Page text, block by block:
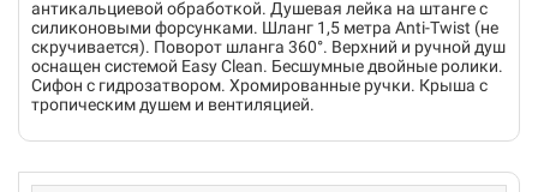
антикальциевой обработкой. Душевая лейка на штанге с
силиконовыми форсунками. Шланг 1,5 метра Anti-Twist (не
скручивается). Поворот шланга 360°. Верхний и ручной душ
оснащен системой Easy Clean. Бесшумные двойные ролики.
Сифон с гидрозатвором. Хромированные ручки. Крыша с
тропическим душем и вентиляцией.